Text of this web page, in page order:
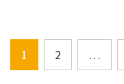
Навигация
по
1 2 …